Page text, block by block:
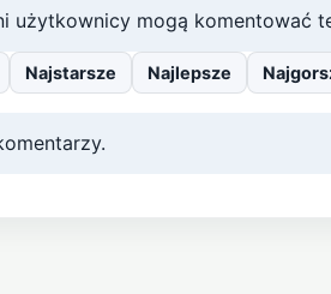
użytkownicy mogą komentować
Najstarsze Najlepsze